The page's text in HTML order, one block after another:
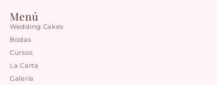
Menú
Wedding Cakes
Bodas
Cursos
La Carta
Galería